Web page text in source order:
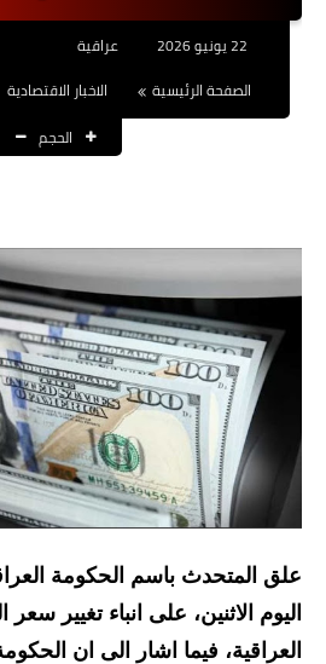
قطع
اخبار
عراقية
الصفحة الرئيسية
الاخبار الاقتصادية
الحجم
علق المتحدث باسم الحكومة
اليوم الاثنين، على انباء تغيير
العراقية، فيما اشار الى ان